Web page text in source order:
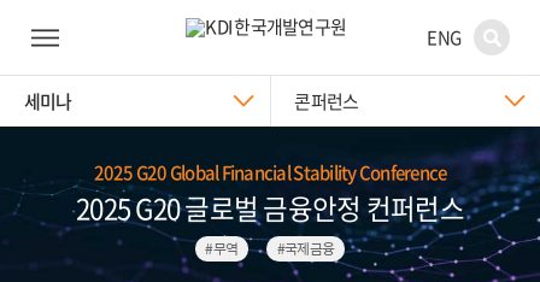
ENG
세미나 콘퍼런스
2025 G20 Global Financial Stability Conference
2025 G20 글로벌 금융안정 컨퍼런스
#무역 #국제금융